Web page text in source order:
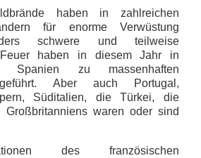
haben in zahlreichen
für enorme Verwüstung
schwere und teilweise
Feuer haben in diesem Jahr in
Spanien zu massenhaften
geführt. Aber auch Portugal,
Süditalien, die Türkei, die
Großbritanniens waren oder sind
des französischen